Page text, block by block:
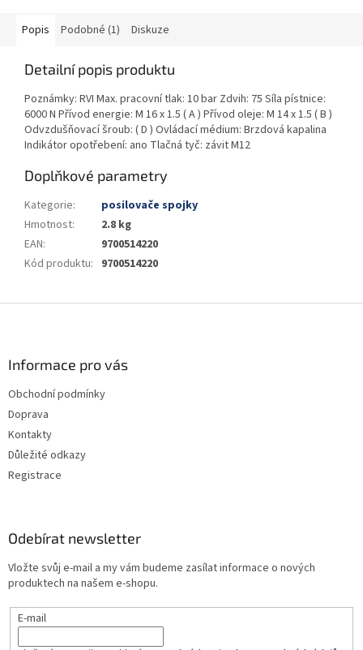
Popis Podobné (1) Diskuze
Detailní popis produktu
Poznámky: RVI Max. pracovní tlak: 10 bar Zdvih: 75 Síla pístnice:
6000 N Přívod energie: M 16 x 1.5 ( A ) Přívod oleje: M 14 x 1.5 ( B )
Odvzdušňovací šroub: ( D ) Ovládací médium: Brzdová kapalina
Indikátor opotřebení: ano Tlačná tyč: závit M12
Doplňkové parametry
Kategorie:
posilovače spojky
Hmotnost:
2.8 kg
EAN:
9700514220
Kód produktu: 9700514220
Informace pro vás
Obchodní podmínky
Doprava
Kontakty
Důležité odkazy
Registrace
Odebírat newsletter
Vložte svůj e-mail a my vám budeme zasílat informace o nových
produktech na našem e-shopu.
E-mail